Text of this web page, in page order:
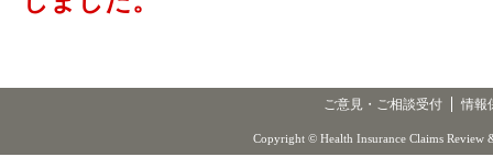
ご意見・ご相談受付 情報
Copyright © Health Insurance Claims Review